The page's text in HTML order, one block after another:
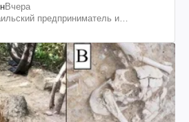
Вчера
предприниматель и